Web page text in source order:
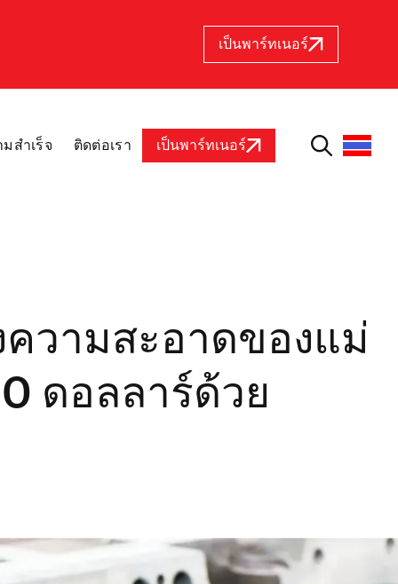
เป็นพาร์ทเนอร์
มสำเร็จ ติดต่อเรา เป็นพาร์ทเนอร์
วามสะอาดของแม่
ดอลลาร์ด้วย